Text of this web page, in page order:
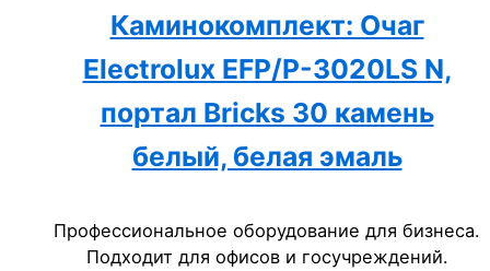
Каминокомплект: Очаг
Electrolux EFP/P-3020LS N,
портал Bricks 30 камень
белый, белая эмаль
Профессиональное оборудование для бизнеса.
Подходит для офисов и госучреждений.